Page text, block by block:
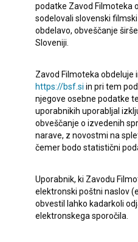
in
podatkov.
podatke Zavod Filmoteka
sodelovali slovenski
obdelavo, obveščanje
Sloveniji.
Zavod Filmoteka obdeluje
https://bsf.si in pri tem
njegove osebne podatke
uporabnikih uporabljal
obveščanje o izvedenih
narave, z novostmi na
čemer bodo statistični
Uporabnik, ki Zavodu
elektronski poštni naslov
obvestil lahko kadarkoli
elektronskega sporočila.